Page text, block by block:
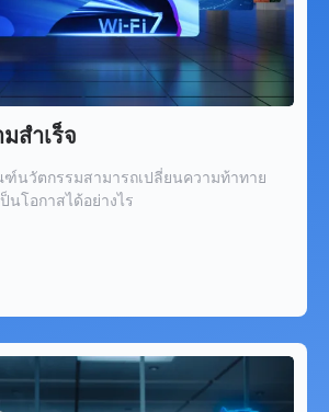
สำเร็จ
นวัตกรรมสามารถเปลี่ยนความท้าทาย
นโอกาสได้อย่างไร